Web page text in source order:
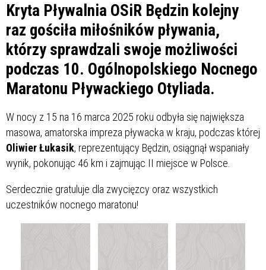
Kryta Pływalnia OSiR Będzin kolejny
raz gościła miłośników pływania,
którzy sprawdzali swoje możliwości
podczas 10. Ogólnopolskiego Nocnego
Maratonu Pływackiego Otyliada.
W nocy z 15 na 16 marca 2025 roku odbyła się największa
masowa, amatorska impreza pływacka w kraju, podczas której
Oliwier Łukasik, reprezentujący Będzin, osiągnął wspaniały
wynik, pokonując 46 km i zajmując II miejsce w Polsce.
Serdecznie gratuluje dla zwycięzcy oraz wszystkich
uczestników nocnego maratonu!